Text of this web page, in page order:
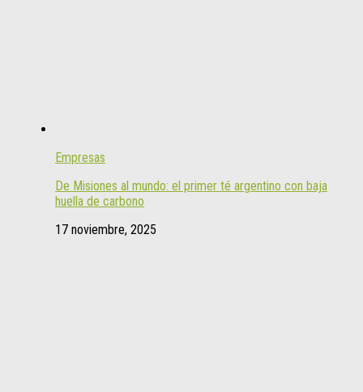
Empresas
De Misiones al mundo: el primer té argentino con baja
huella de carbono
17 noviembre, 2025